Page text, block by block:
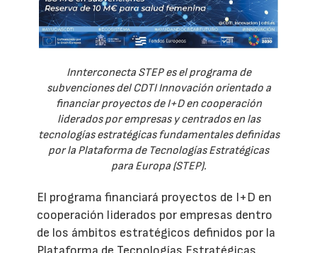
Innterconecta STEP es el programa de
subvenciones del CDTI Innovación orientado a
financiar proyectos de I+D en cooperación
liderados por empresas y centrados en las
tecnologías estratégicas fundamentales definidas
por la Plataforma de Tecnologías Estratégicas
para Europa (STEP).
El programa financiará proyectos de I+D en
cooperación liderados por empresas dentro
de los ámbitos estratégicos definidos por la